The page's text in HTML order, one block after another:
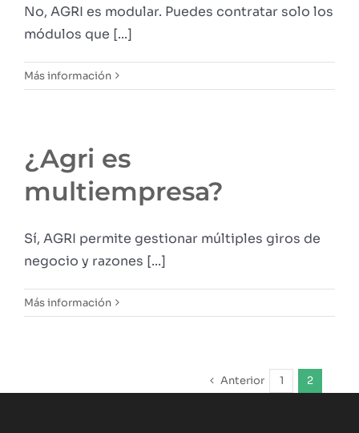
No, AGRI es modular. Puedes contratar solo los
módulos que [...]
Más información
¿Agri es
multiempresa?
Sí, AGRI permite gestionar múltiples giros de
negocio y razones [...]
Más información
Anterior 1 2